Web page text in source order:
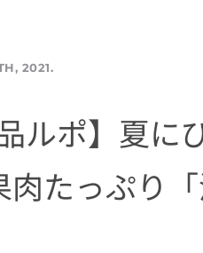
2021.
ルポ】夏に
たっぷり